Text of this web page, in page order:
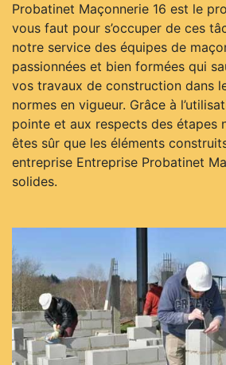
Probatinet Maçonnerie 16 est le
vous faut pour s’occuper de ces
notre service des équipes de
passionnées et bien formées qui
vos travaux de construction dans
normes en vigueur. Grâce à
pointe et aux respects des étapes
êtes sûr que les éléments
entreprise Entreprise Probatinet
solides.